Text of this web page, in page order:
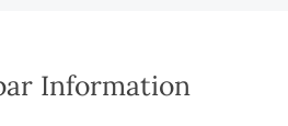
Information